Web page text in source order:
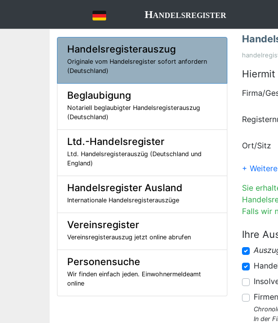
Handelsregister
Handelsregisterauszug
Originale vom Handelsregister sofort anfordern
(Deutschland)
Beglaubigung
Notariell beglaubigter Handelsregisterauszug
(Deutschland)
Ltd.-Handelsregister
Ltd. Handelsregisterauszüg (Deutschland und
England)
Handelsregister Ausland
Internationale Handelsregisterauszüge
Vereinsregister
Vereinsregisterauszug jetzt online abrufen
Personensuche
Wir finden einfach jeden. Einwohnermeldeamt
online
Firma/
Ort/Sitz
+
Sie
Falls wir
Ihre
In der